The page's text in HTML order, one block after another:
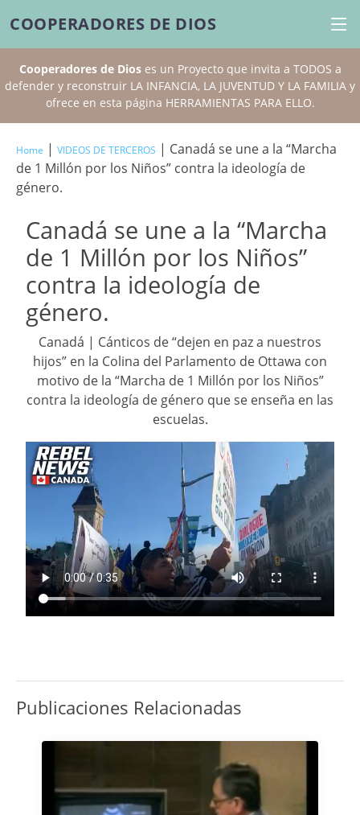
COOPERADORES DE DIOS
Cooperadores de Dioses un Proyecto que invita a TODOS a
defender y reconstruir LA INFANCIA, LA JUVENTUD Y LA FAMILIA y
ofrece en esta página HERRAMIENTAS PARA ELLO.
Home | VIDEOS DE TERCEROS | Canadá se une a la “Marcha
de 1 Millón por los Niños” contra la ideología de
género.
Canadá se une a la “Marcha
de 1 Millón por los Niños”
contra la ideología de
género.
Canadá | Cánticos de “dejen en paz a nuestros
hijos” en la Colina del Parlamento de Ottawa con
motivo de la “Marcha de 1 Millón por los Niños”
contra la ideología de género que se enseña en las
escuelas.
Publicaciones Relacionadas